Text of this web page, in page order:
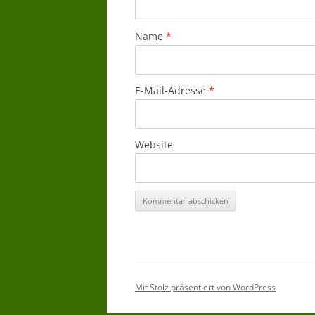
Name *
E-Mail-Adresse *
Website
Mit Stolz präsentiert von WordPress